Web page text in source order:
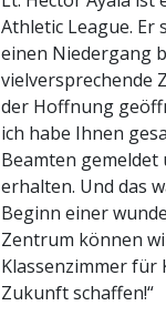
Athletic League. Er
einen Niedergang
vielversprechende
der Hoffnung
ich habe Ihnen
Beamten
erhalten. Und das
Beginn einer
Zentrum können
Klassenzimmer
Zukunft schaffen!“